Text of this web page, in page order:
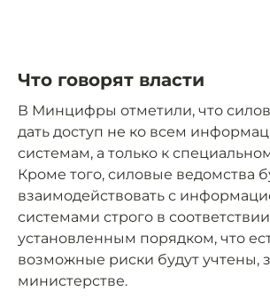
Что говорят власти
В Минцифры отметили, что
дать доступ не ко всем
системам, а только к
Кроме того, силовые ведомства
взаимодействовать с
системами строго в
установленным порядком, что
возможные риски будут учтены,
министерстве.